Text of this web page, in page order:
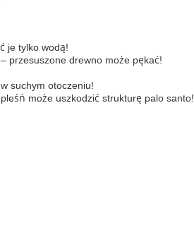
je tylko wodą!
przesuszone drewno może pękać!
suchym otoczeniu!
może uszkodzić strukturę palo santo!